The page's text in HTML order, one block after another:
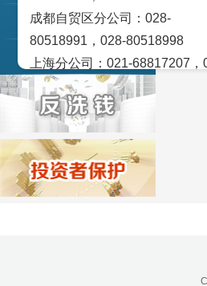
实盘点睛
宏观金融数据图解
成都自贸区分公司：028-
80518991，028-80518998
上海分公司：021-68817207，
68817209
北京营业部：010-65005128
广州营业部：020-28129909，
28129902
青岛营业部：0532-83101951、
0532-83101962